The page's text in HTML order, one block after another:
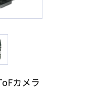
カメラ